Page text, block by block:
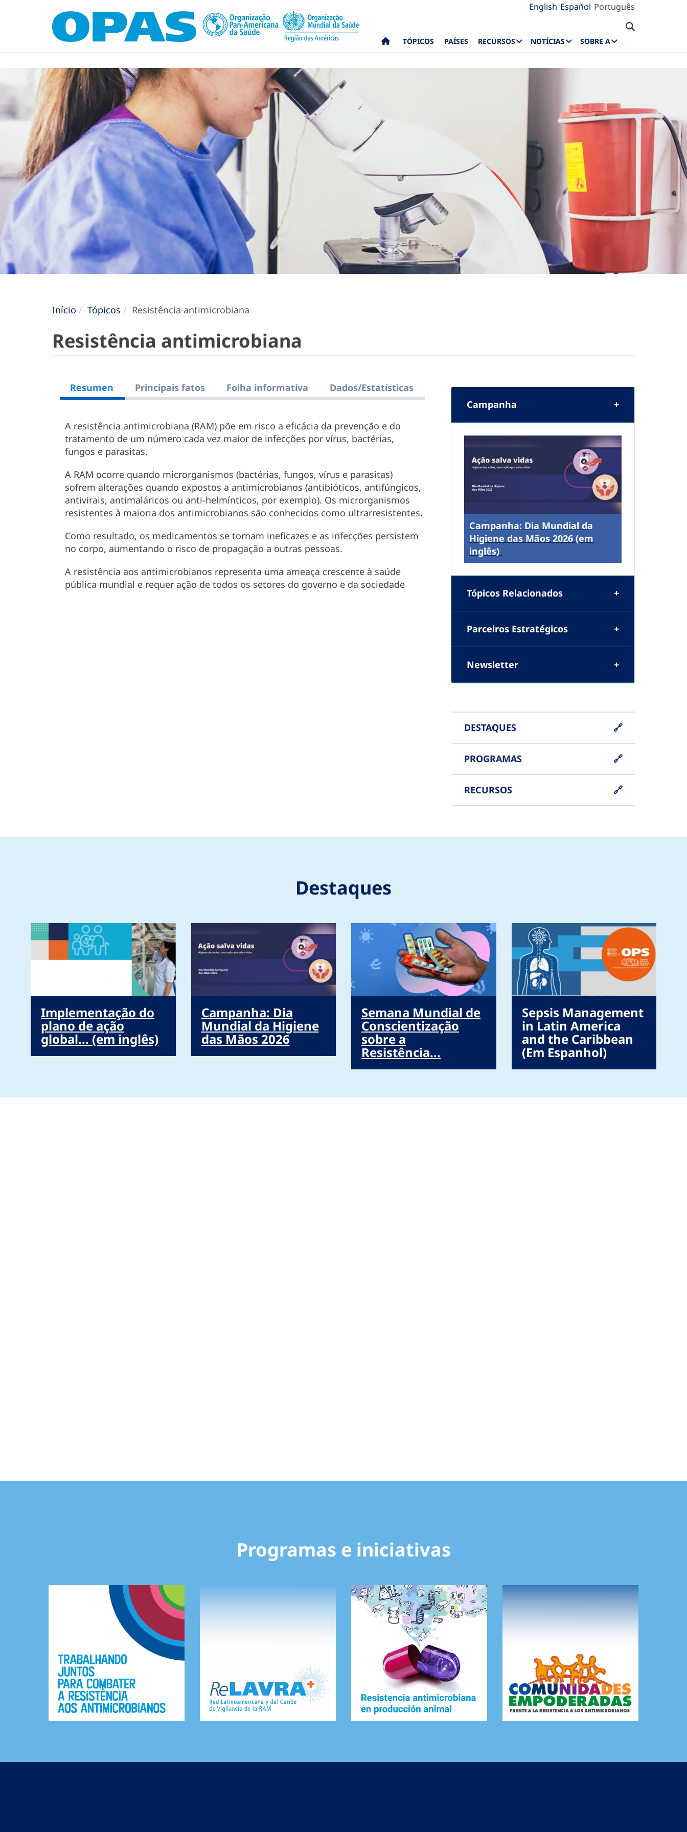
English Español Português
TÓPICOS PAÍSES RECURSOS NOTÍCIAS SOBRE A
Início Tópicos Resistência antimicrobiana
Resistência antimicrobiana
Resumen Principais fatos Folha informativa Dados/Estatísticas
A resistência antimicrobiana (RAM) põe em risco a eficácia da prevenção e do
tratamento de um número cada vez maior de infecções por vírus, bactérias,
fungos e parasitas.
A RAM ocorre quando microrganismos (bactérias, fungos, vírus e parasitas)
sofrem alterações quando expostos a antimicrobianos (antibióticos, antifúngicos,
antivirais, antimaláricos ou anti-helmínticos, por exemplo). Os microrganismos
resistentes à maioria dos antimicrobianos são conhecidos como ultrarresistentes.
Como resultado, os medicamentos se tornam ineficazes e as infecções persistem
no corpo, aumentando o risco de propagação a outras pessoas.
A resistência aos antimicrobianos representa uma ameaça crescente à saúde
pública mundial e requer ação de todos os setores do governo e da sociedade
Campanha
Campanha: Dia Mundial da
Higiene das Mãos 2026 (em
inglês)
Tópicos Relacionados
Parceiros Estratégicos
Newsletter
DESTAQUES
PROGRAMAS
RECURSOS
Destaques
Implementação do
plano de ação
global... (em inglês)
Campanha: Dia
Mundial da Higiene
das Mãos 2026
Semana Mundial de
Conscientização
sobre a
Resistência...
Sepsis Management
in Latin America
and the Caribbean
(Em Espanhol)
Programas e iniciativas